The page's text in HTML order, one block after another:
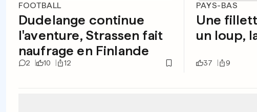
FOOTBALL
Dudelange continue
l'aventure, Strassen fait
naufrage en Finlande
2 10 12
PAYS-BAS
Une
un loup,
37 9